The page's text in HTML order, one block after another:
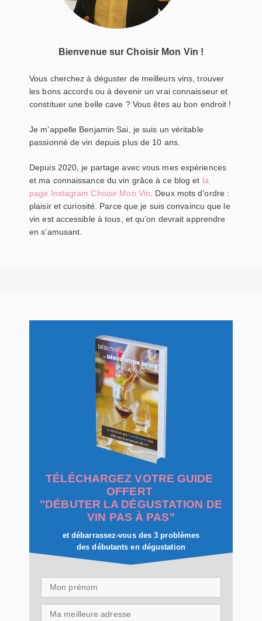
Bienvenue sur Choisir Mon Vin !
Vous cherchez à déguster de meilleurs vins, trouver
les bons accords ou à devenir un vrai connaisseur et
constituer une belle cave ? Vous êtes au bon endroit !
Je m’appelle Benjamin Sai, je suis un véritable
passionné de vin depuis plus de 10 ans.
Depuis 2020, je partage avec vous mes expériences
et ma connaissance du vin grâce à ce blog et la
page Instagram Choisir Mon Vin. Deux mots d’ordre :
plaisir et curiosité. Parce que je suis convaincu que le
vin est accessible à tous, et qu’on devrait apprendre
en s’amusant.
TÉLÉCHARGEZ VOTRE GUIDE
OFFERT
"DÉBUTER LA DÉGUSTATION DE
VIN PAS À PAS"
et débarrassez-vous des 3 problèmes
des débutants en dégustation